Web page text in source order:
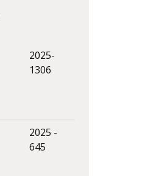
2025-
1306
2025 -
645